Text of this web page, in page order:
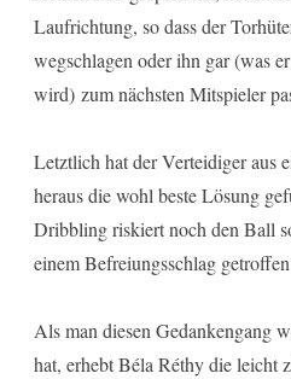
Laufrichtung, so dass der
wegschlagen oder ihn gar (was
wird) zum nächsten Mitspieler
Letztlich hat der Verteidiger aus
heraus die wohl beste Lösung
Dribbling riskiert noch den Ball
einem Befreiungsschlag
Als man diesen Gedankengang
hat, erhebt Béla Réthy die leicht